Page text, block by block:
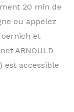
20 min de
ou appelez
et
ARNOULD-
est accessible